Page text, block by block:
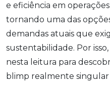
e eficiência em
tornando uma das
demandas atuais que
sustentabilidade. Por
nesta leitura para
blimp realmente singular